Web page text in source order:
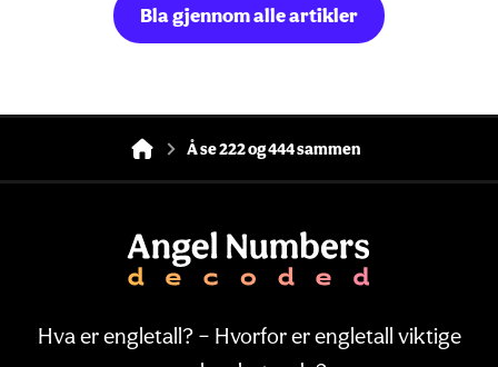
Bla gjennom alle artikler
Å se 222 og 444 sammen
Hva er engletall? – Hvorfor er engletall viktige